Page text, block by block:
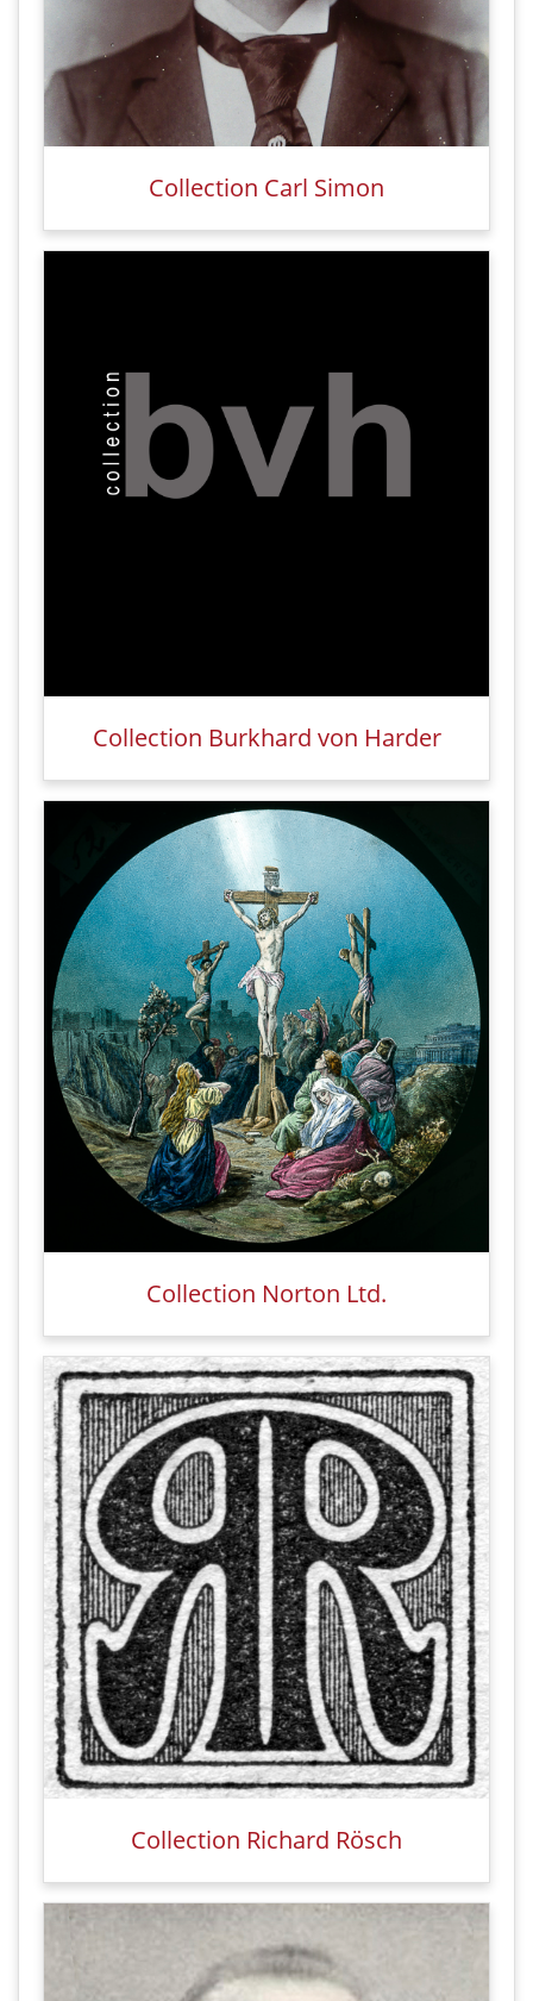
Collection Carl Simon
Collection Burkhard von Harder
Collection Norton Ltd.
Collection Richard Rösch